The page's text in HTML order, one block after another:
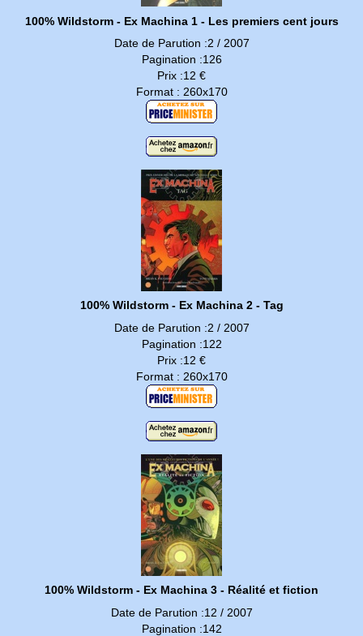
100% Wildstorm - Ex Machina 1 - Les premiers cent jours
Date de Parution :2 / 2007
Pagination :126
Prix :12 €
Format : 260x170
100% Wildstorm - Ex Machina 2 - Tag
Date de Parution :2 / 2007
Pagination :122
Prix :12 €
Format : 260x170
100% Wildstorm - Ex Machina 3 - Réalité et fiction
Date de Parution :12 / 2007
Pagination :142